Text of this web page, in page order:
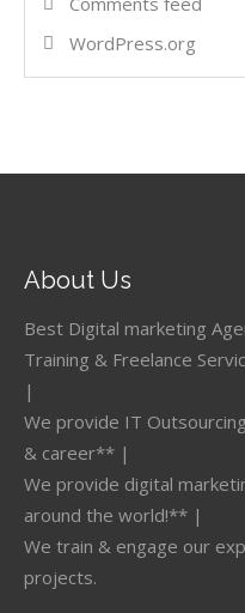
WordPress.org
About Us
Best Digital marketing
Training & Freelance Service
|
We provide IT
& career** |
We provide digital
around the world!** |
We train & engage our
projects.